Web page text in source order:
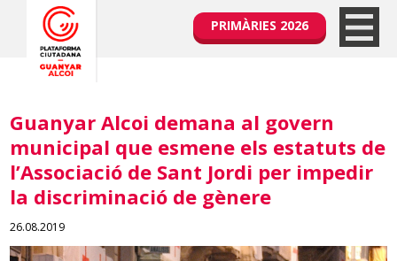
PRIMÀRIES 2026
Guanyar Alcoi demana al govern
municipal que esmene els estatuts de
l’Associació de Sant Jordi per impedir
la discriminació de gènere
26.08.2019